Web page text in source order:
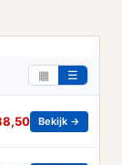
▦ ☰
Bekijk →